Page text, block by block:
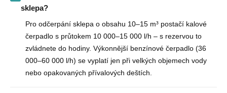
sklepa?
Pro odčerpání sklepa o obsahu 10–15 m³ postačí kalové
čerpadlo s průtokem 10 000–15 000 l/h – s rezervou to
zvládnete do hodiny. Výkonnější benzínové čerpadlo (36
000–60 000 l/h) se vyplatí jen při velkých objemech vody
nebo opakovaných přívalových deštích.